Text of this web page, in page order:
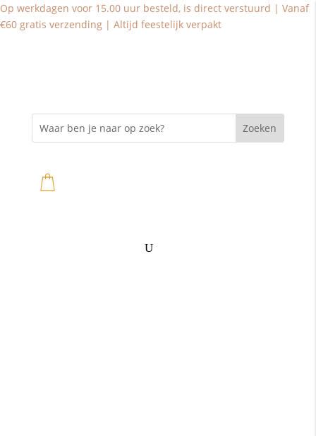
Op werkdagen voor 15.00 uur besteld, is direct verstuurd | Vanaf
€60 gratis verzending | Altijd feestelijk verpakt